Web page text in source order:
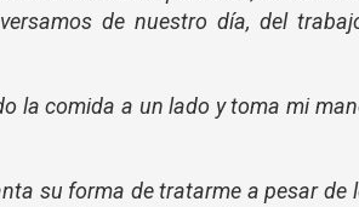
de nuestro día, del
la comida a un lado y toma mi
su forma de tratarme a pesar de